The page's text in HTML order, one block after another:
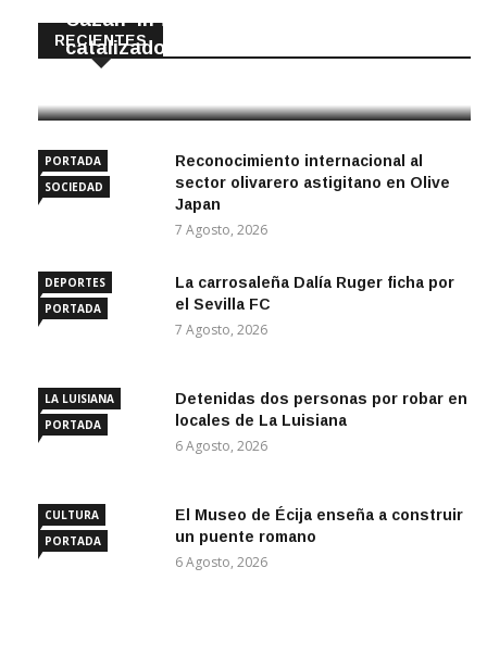
RECIENTES
Cazan ‘in fraganti’ a ladrones de
catalizadores
PORTADA
SOCIEDAD
Reconocimiento internacional al
sector olivarero astigitano en Olive
Japan
7 Agosto, 2026
DEPORTES
PORTADA
La carrosaleña Dalía Ruger ficha por
el Sevilla FC
7 Agosto, 2026
LA LUISIANA
PORTADA
Detenidas dos personas por robar en
locales de La Luisiana
6 Agosto, 2026
CULTURA
PORTADA
El Museo de Écija enseña a construir
un puente romano
6 Agosto, 2026